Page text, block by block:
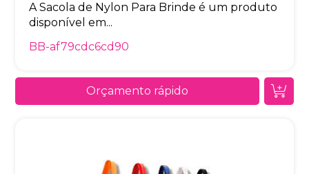
A Sacola de Nylon Para Brinde é um produto
disponível em...
BB-af79cdc6cd90
Orçamento rápido